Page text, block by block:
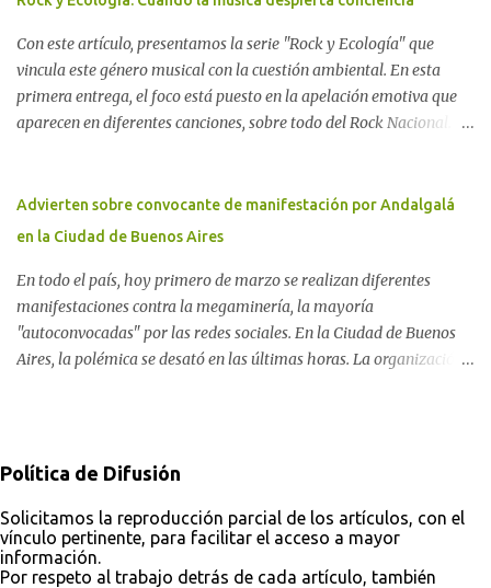
Movimiento Antinuclear de Chubut (MACH) liderada por Javier
Rodríguez Pardo, como una lección de rebelión democrática
territorial frente a las imposiciones de la tecnocracia nuclear
globalizada. Dossier N° 3 "La crisis nuclear en el mundo. A 10 años
Dukal.
Con este artículo, presentamos la serie "Rock y Ecología" que
vincula este género musical con la cuestión ambiental. En esta
primera entrega, el foco está puesto en la apelación emotiva que
aparecen en diferentes canciones, sobre todo del Rock Nacional.
Carolina Aponte La Madre Tierra se escucha en las canciones del
Rock Nacional.
Advierten sobre convocante de manifestación por Andalgalá
en la Ciudad de Buenos Aires
En todo el país, hoy primero de marzo se realizan diferentes
manifestaciones contra la megaminería, la mayoría
"autoconvocadas" por las redes sociales. En la Ciudad de Buenos
Aires, la polémica se desató en las últimas horas. La organización
derechos humanos ponen el alerta sobre el abogado detrás de la
Política de Difusión
Solicitamos la reproducción parcial de los artículos, con el
vínculo pertinente, para facilitar el acceso a mayor
información.
Por respeto al trabajo detrás de cada artículo, también